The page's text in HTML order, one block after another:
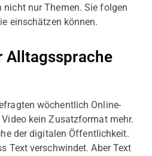
nicht nur Themen. Sie folgen
einschätzen können.
Alltagssprache
wöchentlich Online-
kein Zusatzformat mehr.
der digitalen Öffentlichkeit.
Text verschwindet. Aber Text